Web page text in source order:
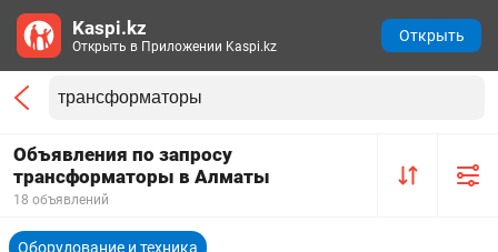
Объявления по запросу
трансформаторы в Алматы
18 объявлений
Оборудование и техника
Kaspi.kz
Открыть в Приложении Kaspi.kz
Открыть